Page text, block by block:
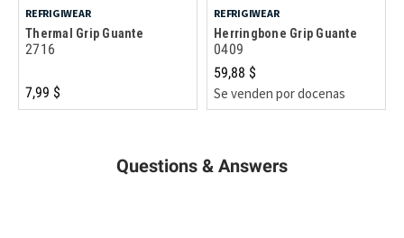
REFRIGIWEAR
Thermal Grip Guante
2716
7,99 $
REFRIGIWEAR
Herringbone Grip Guante
0409
59,88 $
Se venden por docenas
Questions & Answers